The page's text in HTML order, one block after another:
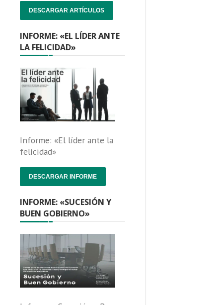
DESCARGAR ARTÍCULOS
INFORME: «EL LÍDER ANTE
LA FELICIDAD»
Informe: «El líder ante la
felicidad»
DESCARGAR INFORME
INFORME: «SUCESIÓN Y
BUEN GOBIERNO»